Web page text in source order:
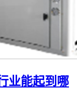
业能起到哪